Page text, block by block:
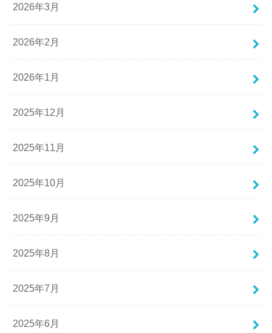
2026年3月
2026年2月
2026年1月
2025年12月
2025年11月
2025年10月
2025年9月
2025年8月
2025年7月
2025年6月